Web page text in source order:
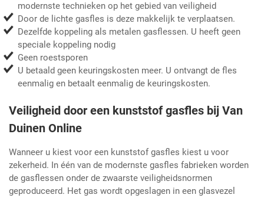
modernste technieken op het gebied van veiligheid
Door de lichte gasfles is deze makkelijk te verplaatsen.
Dezelfde koppeling als metalen gasflessen. U heeft geen
speciale koppeling nodig
Geen roestsporen
U betaald geen keuringskosten meer. U ontvangt de fles
eenmalig en betaalt eenmalig de keuringskosten.
Veiligheid door een kunststof gasfles bij Van
Duinen Online
Wanneer u kiest voor een kunststof gasfles kiest u voor
zekerheid. In één van de modernste gasfles fabrieken worden
de gasflessen onder de zwaarste veiligheidsnormen
geproduceerd. Het gas wordt opgeslagen in een glasvezel